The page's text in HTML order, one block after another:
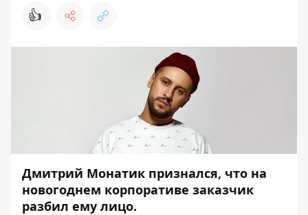
👍
Дмитрий Монатик признался, что на
новогоднем корпоративе заказчик
разбил ему лицо.